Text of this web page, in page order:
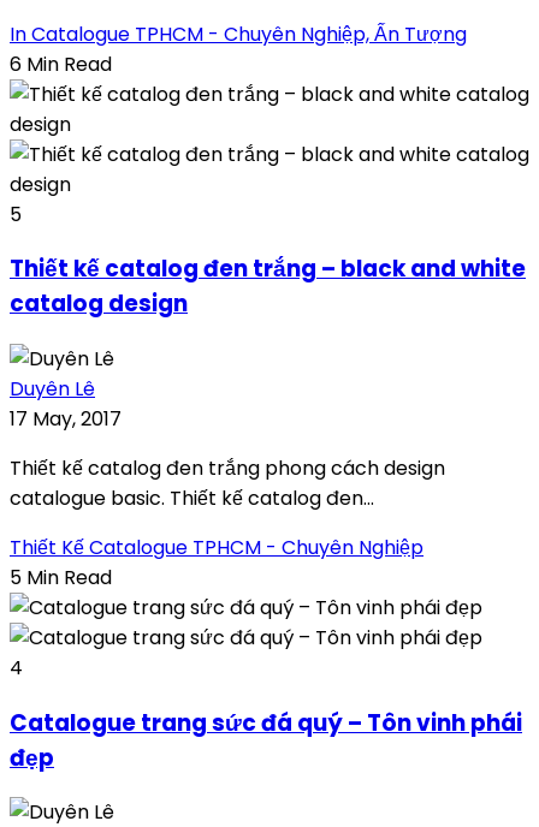
In Catalogue TPHCM - Chuyên Nghiệp, Ấn Tượng
6 Min Read
5
Thiết kế catalog đen trắng – black and white
catalog design
Duyên Lê
17 May, 2017
Thiết kế catalog đen trắng phong cách design
catalogue basic. Thiết kế catalog đen...
Thiết Kế Catalogue TPHCM - Chuyên Nghiệp
5 Min Read
4
Catalogue trang sức đá quý – Tôn vinh phái
đẹp